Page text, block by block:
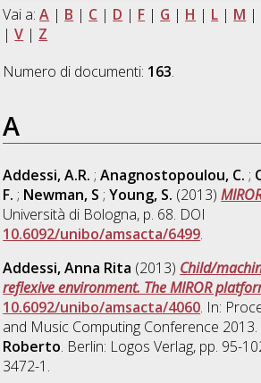
Vai a:A | B | C | D | F | G | H | L | M |
|V | Z
Numero di documenti: 163.
A
Addessi, A.R. ;Anagnostopoulou, C. ;
F. ; Newman, S ;Young, S. (2013)
Università di Bologna, p. 68. DOI
10.6092/unibo/amsacta/6499.
Addessi, Anna Rita (2013) Child/
reflexive environment. The MIROR
10.6092/unibo/amsacta/4060. In:
and Music Computing Conference 2013.
Roberto. Berlin: Logos Verlag, pp. 95-
3472-1.